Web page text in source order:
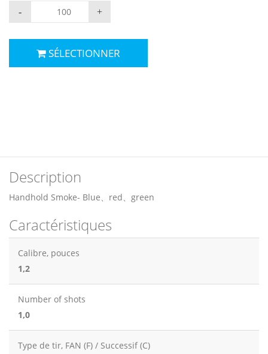
+
-
SÉLECTIONNER
Description
Handhold Smoke- Blue、red、green
Caractéristiques
Calibre, pouces
1,2
Number of shots
1,0
Type de tir, FAN (F) / Successif (C)